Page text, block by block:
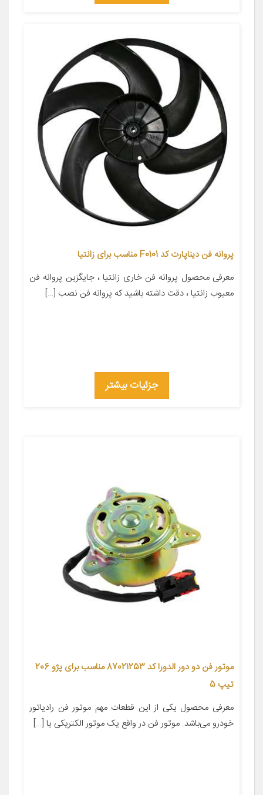
پروانه فن دیناپارت کد F0101 مناسب برای زانتیا
معرفی محصول پروانه فن خاری زانتیا ، جایگزین پروانه فن
معیوب زانتیا ، دقت داشته باشید که پروانه فن نصب […]
جزئیات بیشتر
موتور فن دو دور الدورا کد 87021253 مناسب برای پژو 206
تیپ 5
معرفی محصول یکی از این قطعات مهم موتور فن رادیاتور
خودرو می‌باشد. موتور فن در واقع یک موتور الکتریکی یا […]